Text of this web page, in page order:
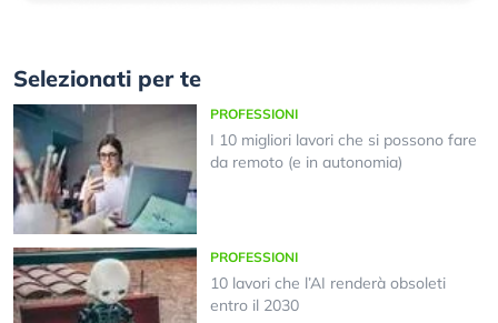
Selezionati per te
PROFESSIONI
I 10 migliori lavori che si possono fare
da remoto (e in autonomia)
PROFESSIONI
10 lavori che l’AI renderà obsoleti
entro il 2030